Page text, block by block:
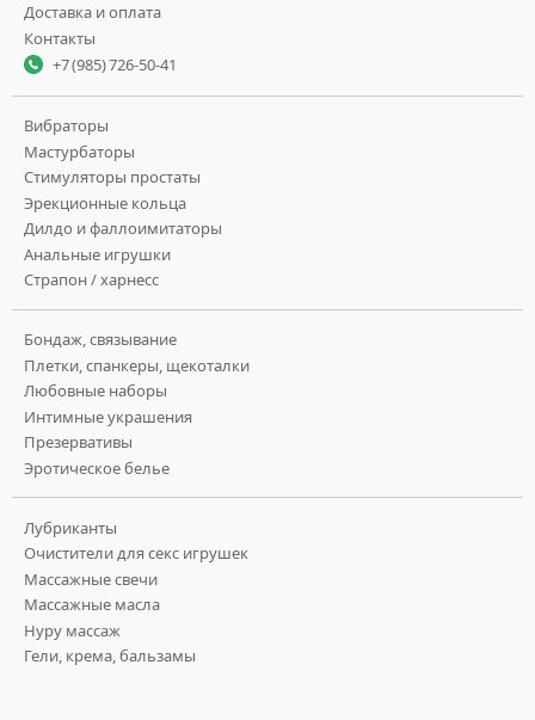
Доставка и оплата
Контакты
+7 (985) 726-50-41
Вибраторы
Мастурбаторы
Стимуляторы простаты
Эрекционные кольца
Дилдо и фаллоимитаторы
Анальные игрушки
Страпон / харнесс
Бондаж, связывание
Плетки, спанкеры, щекоталки
Любовные наборы
Интимные украшения
Презервативы
Эротическое белье
Лубриканты
Очистители для секс игрушек
Массажные свечи
Массажные масла
Нуру массаж
Гели, крема, бальзамы